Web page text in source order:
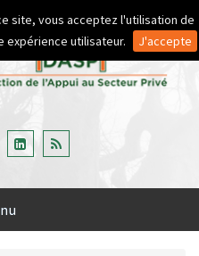
site, vous acceptez l'utilisation de
utilisateur.
J'accepte